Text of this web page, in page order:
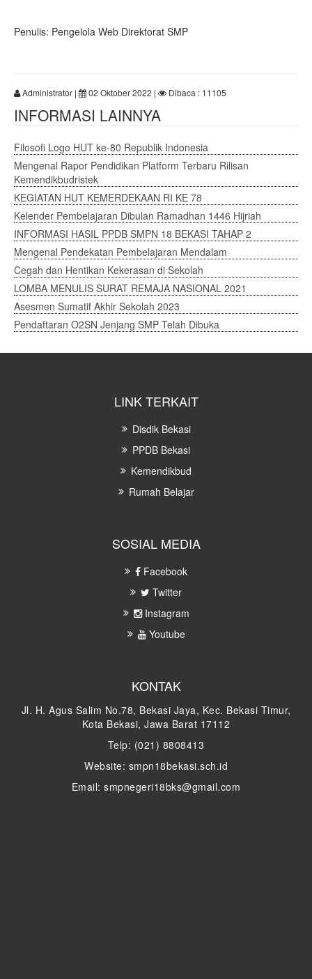
Penulis: Pengelola Web Direktorat SMP
Administrator | 02 Oktober 2022 | Dibaca : 11105
INFORMASI LAINNYA
Filosofi Logo HUT ke-80 Republik Indonesia
Mengenal Rapor Pendidikan Platform Terbaru Rilisan
Kemendikbudristek
KEGIATAN HUT KEMERDEKAAN RI KE 78
Kelender Pembelajaran Dibulan Ramadhan 1446 Hijriah
INFORMASI HASIL PPDB SMPN 18 BEKASI TAHAP 2
Mengenal Pendekatan Pembelajaran Mendalam
Cegah dan Hentikan Kekerasan di Sekolah
LOMBA MENULIS SURAT REMAJA NASIONAL 2021
Asesmen Sumatif Akhir Sekolah 2023
Pendaftaran O2SN Jenjang SMP Telah Dibuka
LINK TERKAIT
Disdik Bekasi
PPDB Bekasi
Kemendikbud
Rumah Belajar
SOSIAL MEDIA
Facebook
Twitter
Instagram
Youtube
KONTAK
Jl. H. Agus Salim No.78, Bekasi Jaya, Kec. Bekasi Timur,
Kota Bekasi, Jawa Barat 17112
Telp: (021) 8808413
Website: smpn18bekasi.sch.id
Email: smpnegeri18bks@gmail.com